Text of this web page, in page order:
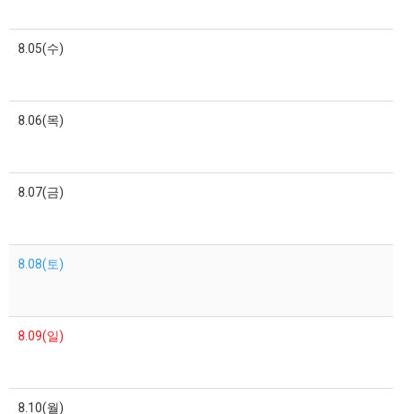
8.05(수)
8.06(목)
8.07(금)
8.08(토)
8.09(일)
8.10(월)